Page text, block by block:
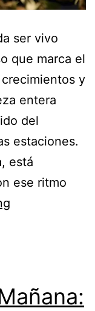
ser vivo
que marca el
y
entera
del
estaciones.
está
ese ritmo